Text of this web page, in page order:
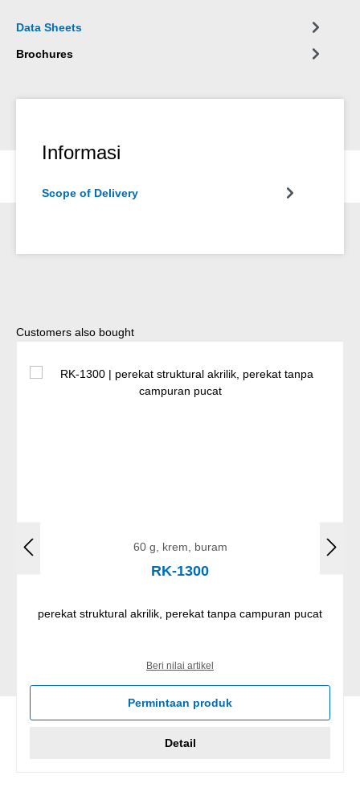
Data Sheets
Brochures
Informasi
Scope of Delivery
Lewati galeri produk
Customers also bought
60 g, krem, buram
RK-1300
perekat struktural akrilik, perekat tanpa campuran pucat
Beri nilai artikel
Permintaan produk
Detail